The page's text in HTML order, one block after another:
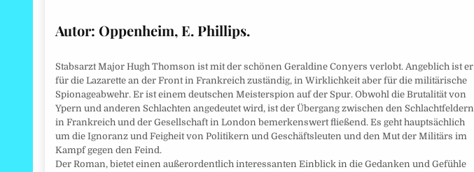
Autor: Oppenheim, E. Phillips.
Stabsarzt Major Hugh Thomson ist mit der schönen Geraldine Conyers verlobt. Angeblich ist er
für die Lazarette an der Front in Frankreich zuständig, in Wirklichkeit aber für die militärische
Spionageabwehr. Er ist einem deutschen Meisterspion auf der Spur. Obwohl die Brutalität von
Ypern und anderen Schlachten angedeutet wird, ist der Übergang zwischen den Schlachtfeldern
in Frankreich und der Gesellschaft in London bemerkenswert fließend. Es geht hauptsächlich
um die Ignoranz und Feigheit von Politikern und Geschäftsleuten und den Mut der Militärs im
Kampf gegen den Feind.
Der Roman, bietet einen außerordentlich interessanten Einblick in die Gedanken und Gefühle